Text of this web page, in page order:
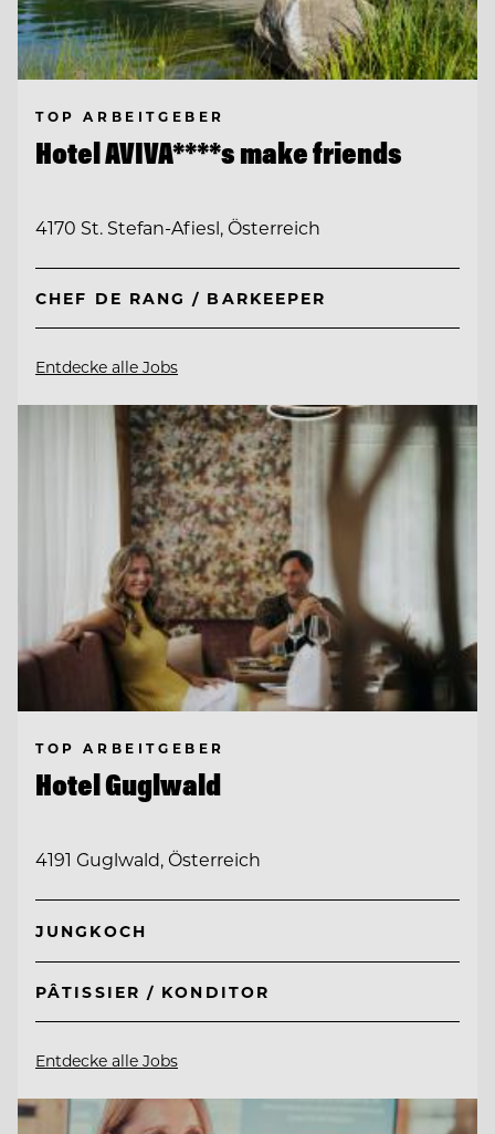
TOP ARBEITGEBER
Hotel AVIVA****s make friends
4170 St. Stefan-Afiesl, Österreich
CHEF DE RANG / BARKEEPER
Entdecke alle Jobs
TOP ARBEITGEBER
Hotel Guglwald
4191 Guglwald, Österreich
JUNGKOCH
PÂTISSIER / KONDITOR
Entdecke alle Jobs